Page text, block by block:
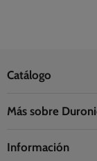
Catálogo
Cocina
Más sobre
Información